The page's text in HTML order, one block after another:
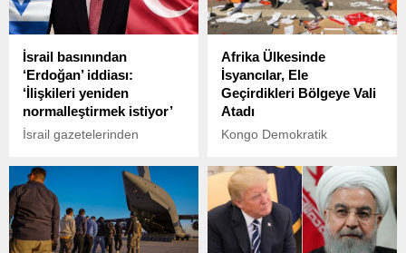
İsrail basınından
‘Erdoğan’ iddiası:
‘İlişkileri yeniden
normalleştirmek istiyor’
İsrail gazetelerinden
haberde, Türkiye'nin İsrail'le
ilişkileri yeniden
normalleştirmek istediği ileri
sürüldü.
Afrika Ülkesinde
İsyancılar, Ele
Geçirdikleri Bölgeye Vali
Atadı
Kongo Demokratik
savaşında M23 isyancı
grubunun siyası kanadı
Kongo Nehri İttifakı (AFC),
Kuzey-Kivu eyaletindeki
idari yapıyı yeniden